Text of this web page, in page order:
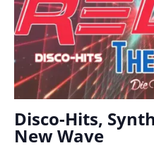
Disco-Hits,
New Wave